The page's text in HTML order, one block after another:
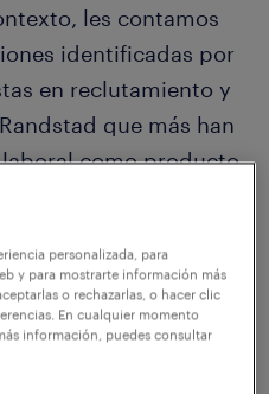
les contamos
identificadas por
en reclutamiento y
que más han
como producto
19 la mayoría
su presencia en el
personalizada, para
y para mostrarte información más
o rechazarlas, o hacer clic
En cualquier momento
información, puedes consultar